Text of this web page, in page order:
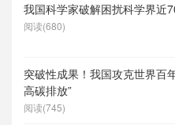
我国科学家破解困扰科学界近
阅读(680)
突破性成果！我国攻克世界百
高碳排放”
阅读(745)